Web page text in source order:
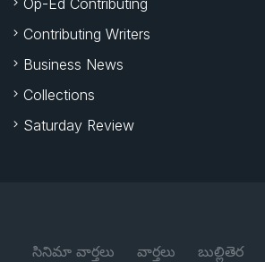
Contributing Writers
Business News
Collections
Saturday Review
సినిమా వార్తలు వార్తలు బుల్లితెర